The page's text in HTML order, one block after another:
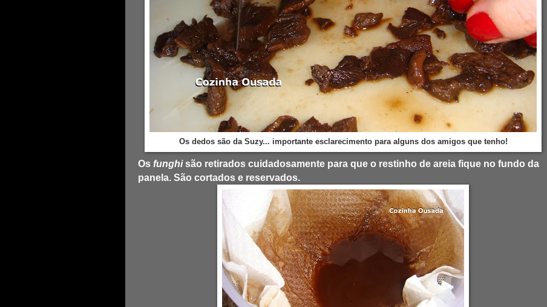
Os dedos são da Suzy... importante esclarecimento para alguns dos amigos que tenho!
Os funghisão retirados cuidadosamente para que o restinho de areia fique no fundo da
panela. São cortados e reservados.